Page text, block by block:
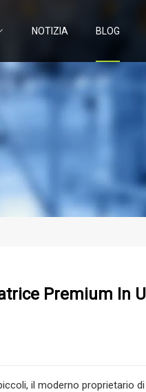
NOTIZIA BLOG
Premium In
il moderno proprietario